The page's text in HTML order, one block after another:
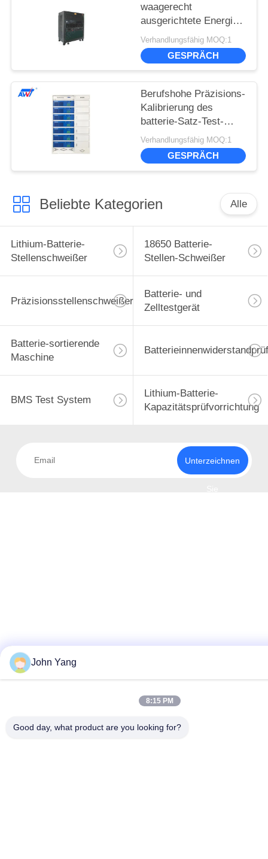
waagerecht
ausgerichtete Energie-
Batterie-Satz-
Prüfvorrichtung
halb,/fertiges Prüfungs-
Verhandlungsfähig MOQ:1
GESPRÄCH
Berufshohe Präzisions-
Kalibrierung des
batterie-Satz-Test-
System-100V 20A
1400W
Verhandlungsfähig MOQ:1
GESPRÄCH
Beliebte Kategorien Alle
Lithium-Batterie-
Stellenschweißer
18650 Batterie-
Stellen-Schweißer
Präzisionsstellenschweißer
Batterie- und
Zelltestgerät
Batterie-sortierende
Maschine
BMS Test System
Lithium-Batterie-
Kapazitätsprüfvorrichtung
Unterzeichnen
John Yang
8:15 PM
Good day, what product are you looking for?